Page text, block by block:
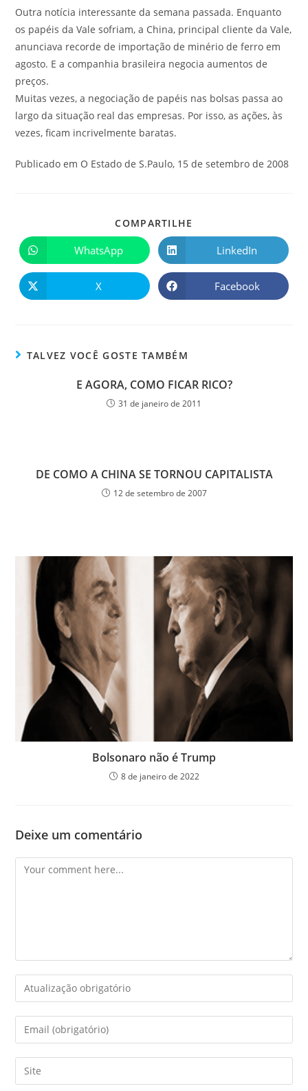
Outra notícia interessante da semana passada. Enquanto
os papéis da Vale sofriam, a China, principal cliente da Vale,
anunciava recorde de importação de minério de ferro em
agosto. E a companhia brasileira negocia aumentos de
preços.
Muitas vezes, a negociação de papéis nas bolsas passa ao
largo da situação real das empresas. Por isso, as ações, às
vezes, ficam incrivelmente baratas.
Publicado em O Estado de S.Paulo, 15 de setembro de 2008
COMPARTILHE
WhatsApp LinkedIn
X Facebook
TALVEZ VOCÊ GOSTE TAMBÉM
E AGORA, COMO FICAR RICO?
31 de janeiro de 2011
DE COMO A CHINA SE TORNOU CAPITALISTA
12 de setembro de 2007
Bolsonaro não é Trump
8 de janeiro de 2022
Deixe um comentário